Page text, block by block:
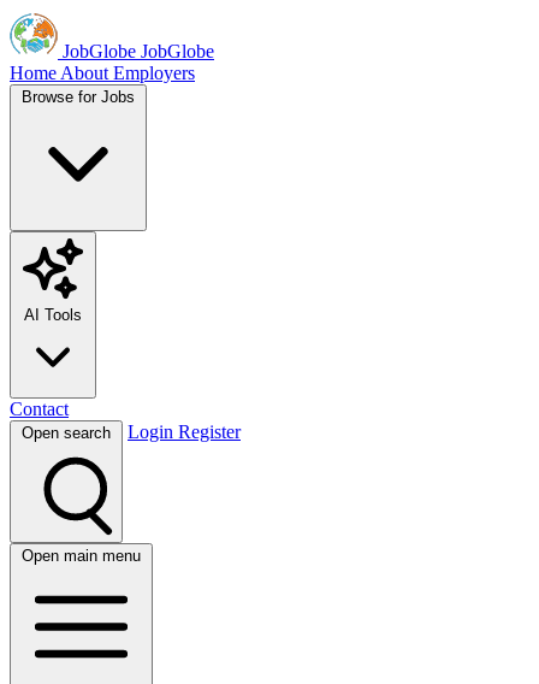
JobGlobe JobGlobe
Home About Employers
Browse for Jobs
AI Tools
Contact
Open search Login Register
Open main menu